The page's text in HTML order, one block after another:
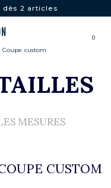
0
Coupe custom
CUSTOM
MESURES